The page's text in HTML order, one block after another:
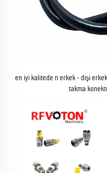
en iyi kalitede n erkek - dişi
takma